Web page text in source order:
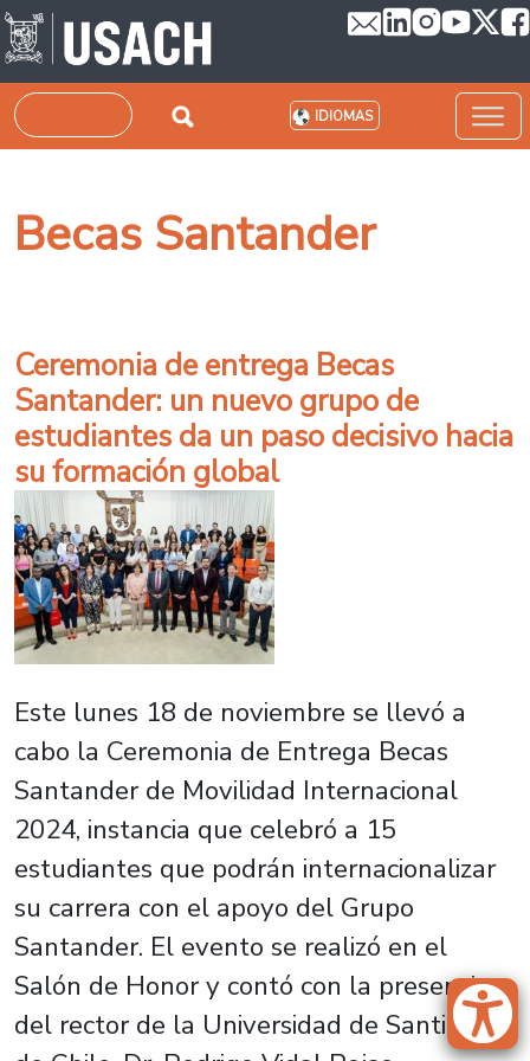
Pasar al contenido principal
Buscar IDIOMAS
Becas Santander
Ceremonia de entrega Becas
Santander: un nuevo grupo de
estudiantes da un paso decisivo hacia
su formación global
Este lunes 18 de noviembre se llevó a
cabo la Ceremonia de Entrega Becas
Santander de Movilidad Internacional
2024, instancia que celebró a 15
estudiantes que podrán internacionalizar
su carrera con el apoyo del Grupo
Santander. El evento se realizó en el
Salón de Honor y contó con la presencia
del rector de la Universidad de Santiago